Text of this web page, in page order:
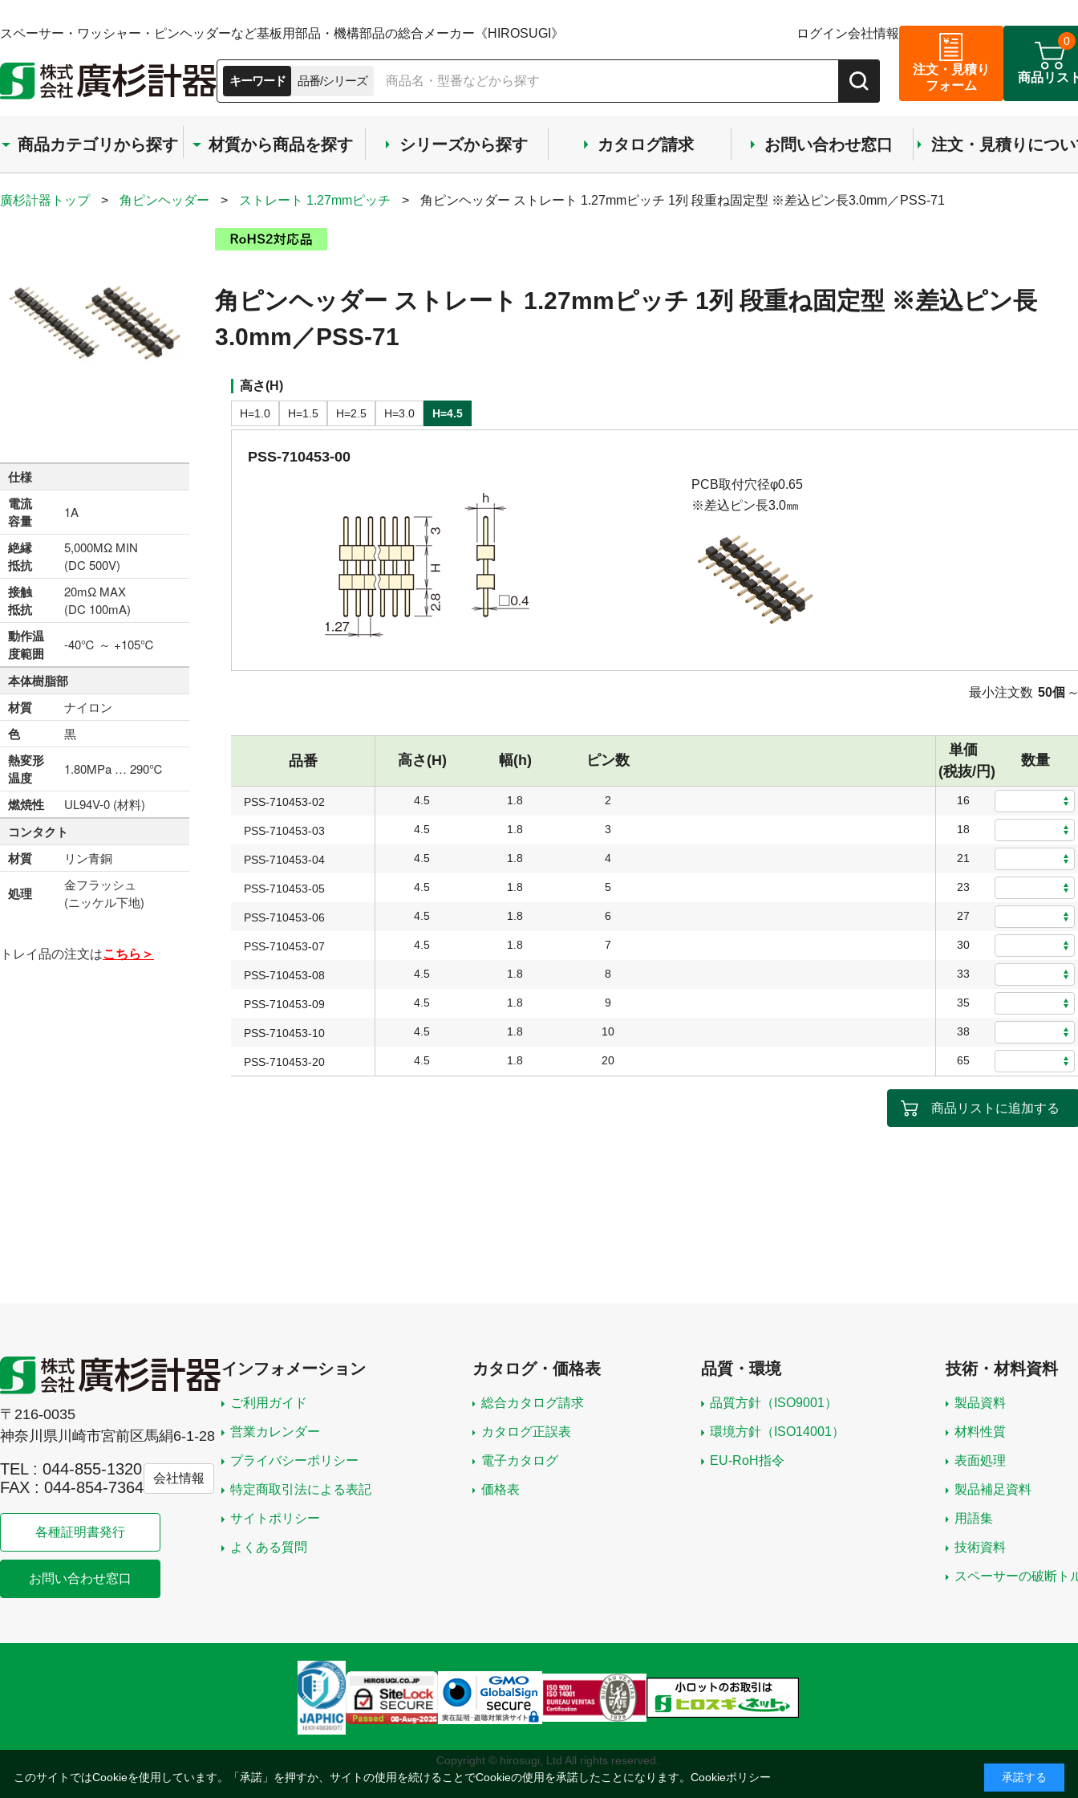
スペーサー・ワッシャー・ピンヘッダーなど基板用部品・機構部品の総合メーカー《HIROSUGI》 ログイン会社情報
キーワード 品番/シリーズ
注文・見積り
フォーム
商品リス
0
商品カテゴリから探す 材質から商品を探す シリーズから探す カタログ請求 お問い合わせ窓口 注文・見積りにつ
廣杉計器トップ > 角ピンヘッダー > ストレート 1.27mmピッチ > 角ピンヘッダー ストレート 1.27mmピッチ 1列 段重ね固定型 ※差込ピン長3.0mm／PSS-71
仕様
電流
容量
1A
絶縁
抵抗
5,000MΩ MIN
(DC 500V)
接触
抵抗
20mΩ MAX
(DC 100mA)
動作温
度範囲
-40℃ ～ +105℃
本体樹脂部
材質
ナイロン
色 黒
熱変形
温度
1.80MPa … 290℃
燃焼性 UL94V-0 (材料)
コンタクト
材質
リン青銅
処理
金フラッシュ
(ニッケル下地)
トレイ品の注文はこちら＞
角ピンヘッダー ストレート 1.27mmピッチ 1列 段重ね固定型 ※差込ピン長
3.0mm／PSS-71
高さ(H)
H=1.0 H=1.5 H=2.5 H=3.0 H=4.5
PSS-710453-00
PCB取付穴径φ0.65
※差込ピン長3.0㎜
最小注文数 50個
品番 高さ(H) 幅(h) ピン数
単価
(税抜/円)
数量
PSS-710453-02 4.5 1.8 2 16
PSS-710453-03 4.5 1.8 3 18
PSS-710453-04 4.5 1.8 4 21
PSS-710453-05 4.5 1.8 5 23
PSS-710453-06 4.5 1.8 6 27
PSS-710453-07 4.5 1.8 7 30
PSS-710453-08 4.5 1.8 8 33
PSS-710453-09 4.5 1.8 9 35
PSS-710453-10 4.5 1.8 10 38
PSS-710453-20 4.5 1.8 20 65
商品リストに追加する
〒216-0035
神奈川県川崎市宮前区馬絹6-1-28
TEL : 044-855-1320
FAX : 044-854-7364
会社情報
各種証明書発行
お問い合わせ窓口
インフォメーション
ご利用ガイド
営業カレンダー
プライバシーポリシー
特定商取引法による表記
サイトポリシー
よくある質問
カタログ・価格表
総合カタログ請求
カタログ正誤表
電子カタログ
価格表
品質・環境
品質方針（ISO9001）
環境方針（ISO14001）
EU-RoH指令
技術・材料資料
製品資料
材料性質
表面処理
製品補足資料
用語集
技術資料
スペーサーの破断ト
Copyright © hirosugi, Ltd All rights reserved.
このサイトではCookieを使用しています。「承諾」を押すか、サイトの使用を続けることでCookieの使用を承諾したことになります。 Cookieポリシー 承諾する